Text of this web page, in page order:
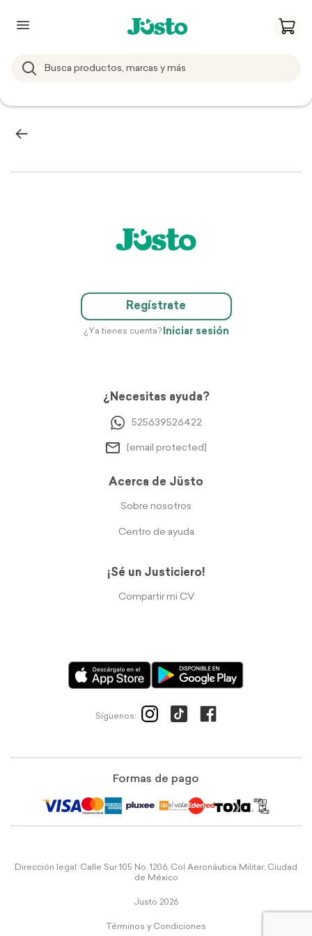
Regístrate
¿Ya tienes cuenta? Iniciar sesión
¿Necesitas ayuda?
525639526422
[email protected]
Acerca de Jüsto
Sobre nosotros
Centro de ayuda
¡Sé un Justiciero!
Compartir mi CV
Síguenos:
Formas de pago
Dirección legal: Calle Sur 105 No. 1206, Col Aeronáutica Militar, Ciudad
de México
Justo 2026
Términos y Condiciones